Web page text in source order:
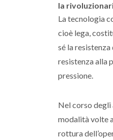
la
La tecnologia
cioè lega,
sé la
resistenza alla
pressione.
Nel corso degli
modalità volte
rottura